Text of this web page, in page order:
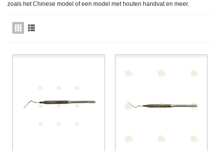
zoals het Chinese model of een model met houten handvat en meer.